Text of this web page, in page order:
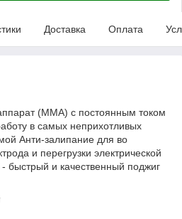
Доставка Оплата
(MMA) с постоянным током
в самых неприхотливых
Анти-залипание для во
и перегрузки электрической
быстрый и качественный поджиг